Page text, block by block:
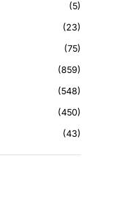
5
23
75
859
548
450
43